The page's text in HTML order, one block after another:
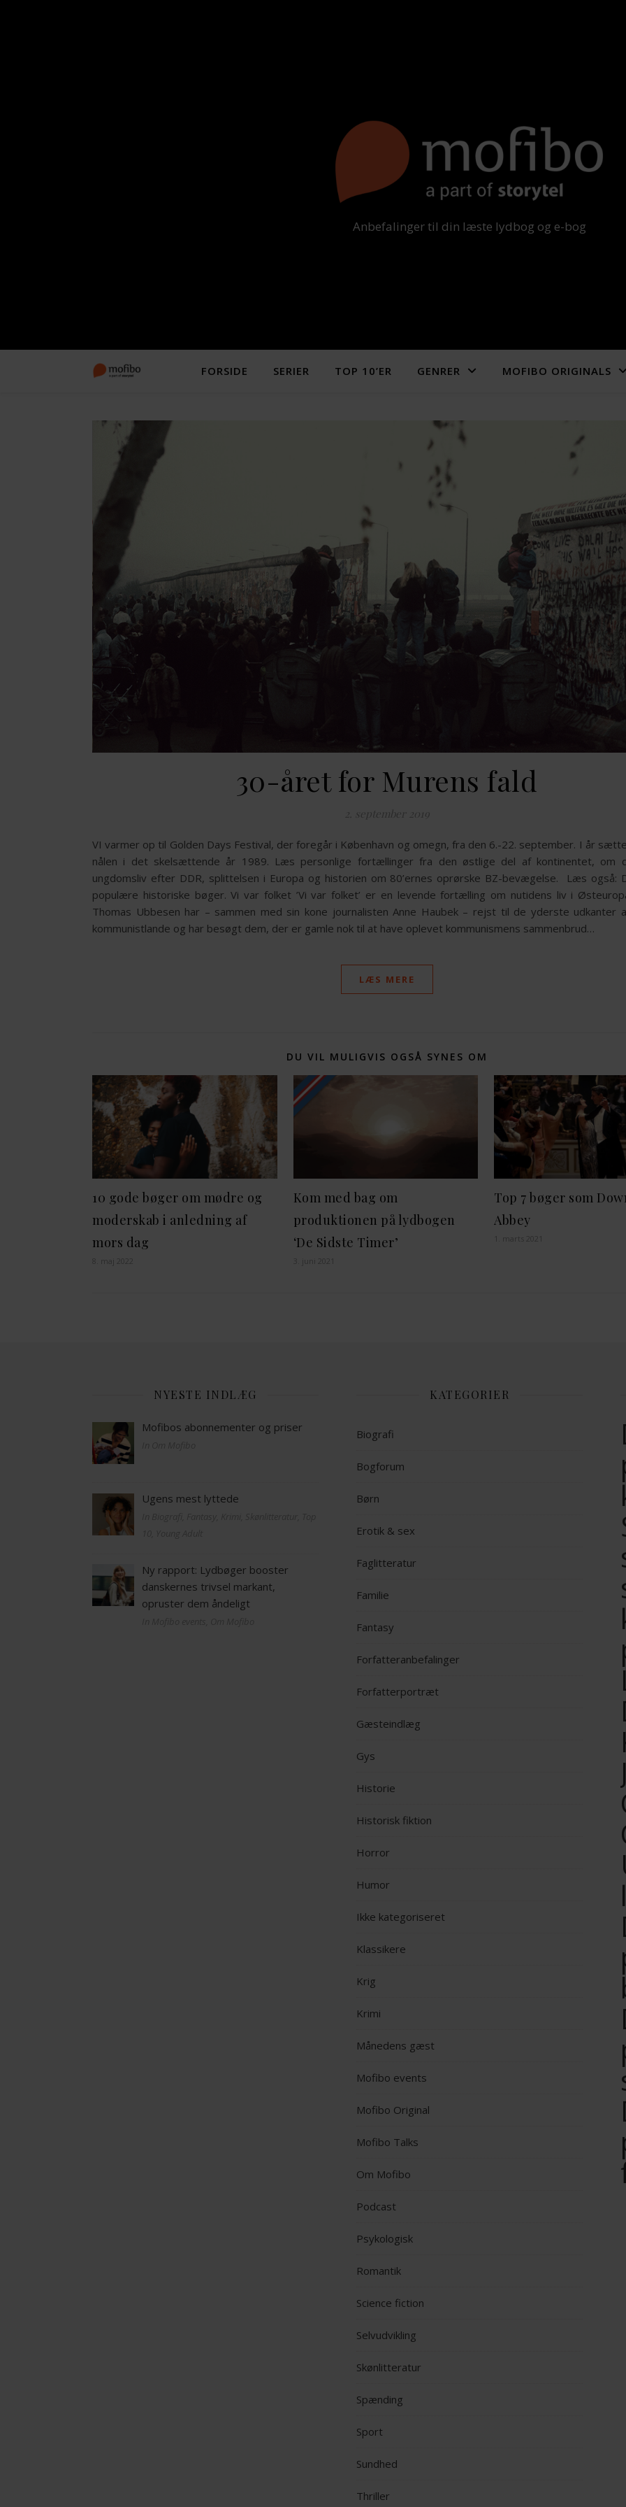
Anbefalinger til din læste lydbog og e-bog
FORSIDE SERIER TOP 10’ER GENRER MOFIBO ORIGINALS
30-året for Murens fald
2. september 2019
VI varmer op til Golden Days Festival, der foregår i København og omegn, fra den 6.-22. september. I år
nålen i det skelsættende år 1989. Læs personlige fortællinger fra den østlige del af kontinentet, om
ungdomsliv efter DDR, splittelsen i Europa og historien om 80’ernes oprørske BZ-bevægelse. Læs også:
populære historiske bøger. Vi var folket ’Vi var folket’ er en levende fortælling om nutidens liv i
Thomas Ubbesen har – sammen med sin kone journalisten Anne Haubek – rejst til de yderste udkanter
kommunistlande og har besøgt dem, der er gamle nok til at have oplevet kommunismens sammenbrud…
LÆS MERE
DU VIL MULIGVIS OGSÅ SYNES OM
10 gode bøger om mødre og
moderskab i anledning af
mors dag
8. maj 2022
Kom med bag om
produktionen på lydbogen
‘De Sidste Timer’
Top 7 bøger som
Abbey
1. marts 2021
NYESTE INDLÆG
Mofibos abonnementer og priser
Ugens mest lyttede
Ny rapport: Lydbøger booster
danskernes trivsel markant,
opruster dem åndeligt
KATEGORIER
Biografi
Bogforum
Børn
Erotik & sex
Faglitteratur
Familie
Fantasy
Forfatteranbefalinger
Forfatterportræt
Gæsteindlæg
Gys
Historie
Historisk fiktion
Horror
Humor
Ikke kategoriseret
Klassikere
Krig
Krimi
Månedens gæst
Mofibo events
Mofibo Original
Mofibo Talks
Om Mofibo
Podcast
Psykologisk
Romantik
Science fiction
Selvudvikling
Skønlitteratur
Spænding
Sport
Sundhed
Thriller